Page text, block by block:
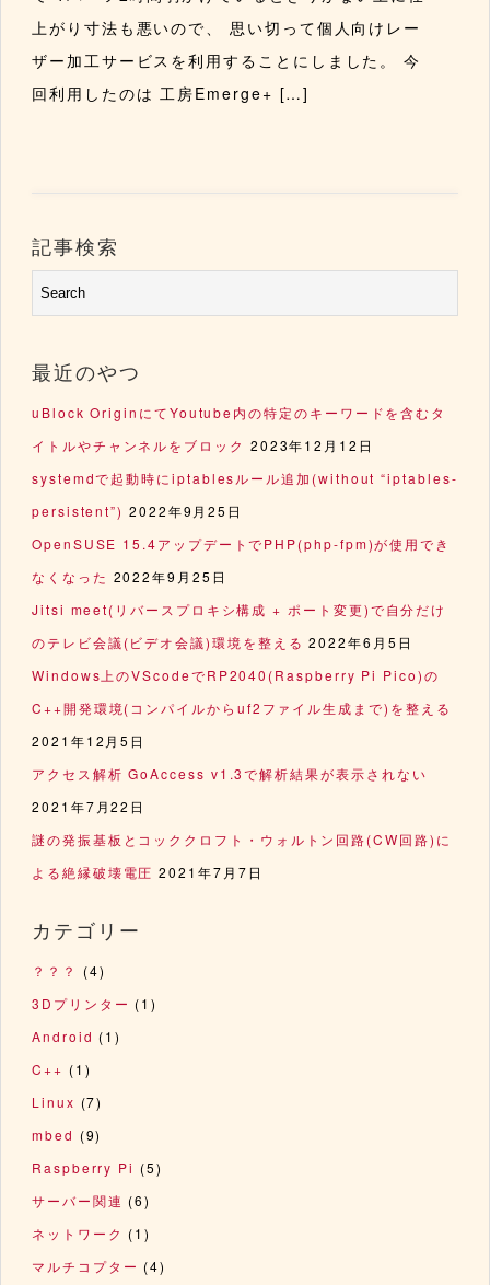
上がり寸法も悪いので、 思い切って個人向けレー
ザー加工サービスを利用することにしました。 今
回利用したのは 工房Emerge+ […]
記事検索
最近のやつ
uBlock OriginにてYoutube内の特定のキーワードを含むタ
イトルやチャンネルをブロック 2023年12月12日
systemdで起動時にiptablesルール追加(without “iptables-
persistent”) 2022年9月25日
OpenSUSE 15.4アップデートでPHP(php-fpm)が使用でき
なくなった 2022年9月25日
Jitsi meet(リバースプロキシ構成 + ポート変更)で自分だけ
のテレビ会議(ビデオ会議)環境を整える 2022年6月5日
Windows上のVScodeでRP2040(Raspberry Pi Pico)の
C++開発環境(コンパイルからuf2ファイル生成まで)を整える
2021年12月5日
アクセス解析 GoAccess v1.3で解析結果が表示されない
2021年7月22日
謎の発振基板とコッククロフト・ウォルトン回路(CW回路)に
よる絶縁破壊電圧 2021年7月7日
カテゴリー
？？？
(4)
3Dプリンター (1)
Android (1)
C++ (1)
Linux (7)
mbed (9)
Raspberry Pi (5)
サーバー関連 (6)
ネットワーク (1)
マルチコプター (4)